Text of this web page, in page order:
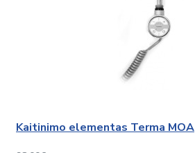
Kaitinimo elementas Terma MOA